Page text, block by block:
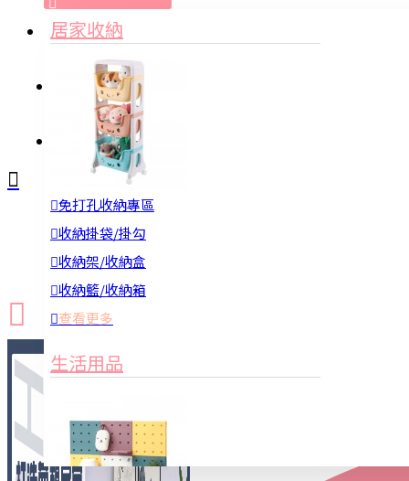
居家收納
免打孔收納專區
收納掛袋/掛勾
收納架/收納盒
收納籃/收納箱
查看更多
生活用品
登入
新品上市